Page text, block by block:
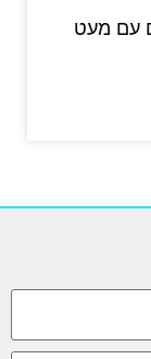
עם מעט